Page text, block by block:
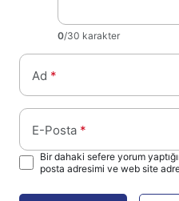
0/30 karakter
Ad *
E-Posta *
Bir dahaki sefere yorum
posta adresimi ve web site